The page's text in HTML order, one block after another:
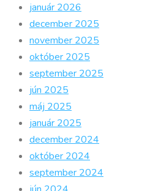
január 2026
december 2025
november 2025
október 2025
september 2025
jún 2025
máj 2025
január 2025
december 2024
október 2024
september 2024